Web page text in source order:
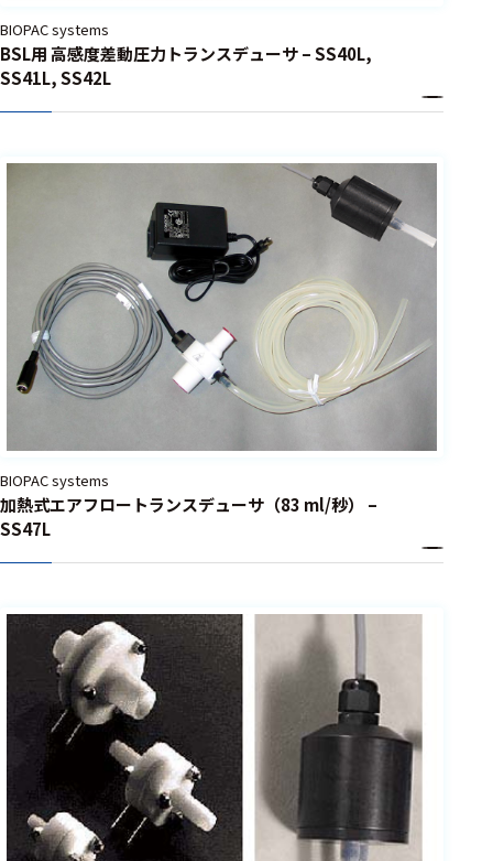
BIOPAC systems
BSL用 高感度差動圧力トランスデューサ – SS40L,
SS41L, SS42L
BIOPAC systems
加熱式エアフロートランスデューサ（83 ml/秒） –
SS47L